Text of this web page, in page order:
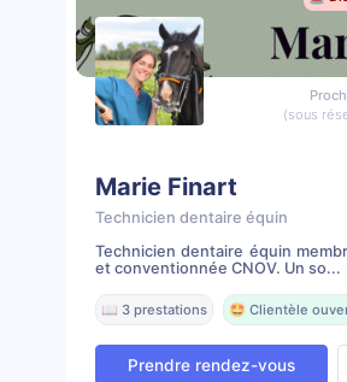
(sous
Marie Finart
Technicien dentaire équin
Technicien dentaire équin
et conventionnée CNOV. Un so...
📖 3 prestations 🤩 Clientèle
Prendre rendez-vous